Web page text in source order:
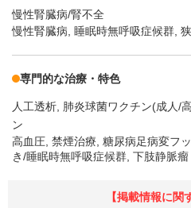
慢性腎臓病/腎不全
慢性腎臓病, 睡眠時無呼吸症候群,
専門的な治療・特色
人工透析 肺炎球菌ワクチン(成人/
ン
高血圧, 禁煙治療, 糖尿病足病変フ
き/睡眠時無呼吸症候群, 下肢静脈瘤
【掲載情報に関